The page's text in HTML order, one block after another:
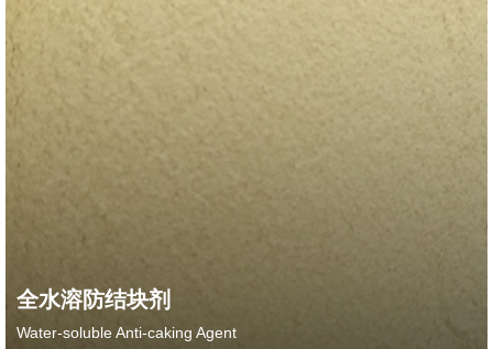
全水溶防结块剂
Water-soluble Anti-caking Agent